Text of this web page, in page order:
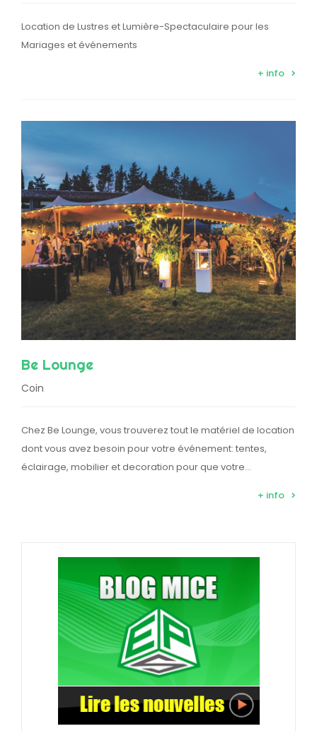
Location de Lustres et Lumière-Spectaculaire pour les
Mariages et événements
+ info
Be Lounge
Coin
Chez Be Lounge, vous trouverez tout le matériel de location
dont vous avez besoin pour votre événement: tentes,
éclairage, mobilier et decoration pour que votre…
+ info